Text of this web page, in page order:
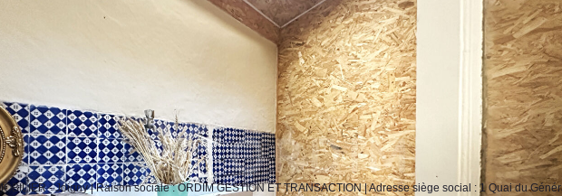
- Joigny | Raison sociale : ORDIM GESTION ET TRANSACTION | Adresse siège social : 1 Quai du